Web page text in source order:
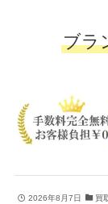
ブラ
2026年8月7日 買